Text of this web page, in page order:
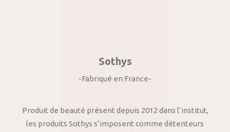
Sothys
-Fabriqué en France-
Produit de beauté présent depuis 2012 dans l’institut,
les produits Sothys s’imposent comme détenteurs